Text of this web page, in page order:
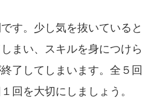
す。少し気を抜いていると
まい、スキルを身につけら
了してしまいます。全５回
回を大切にしましょう。